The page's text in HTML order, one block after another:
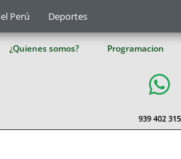
Perú Deportes
¿Quienes somos? Programacion
939 402 315